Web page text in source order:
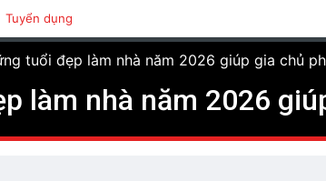
Tuyển dụng
tuổi đẹp làm nhà năm 2026 giúp gia chủ
làm nhà năm 2026